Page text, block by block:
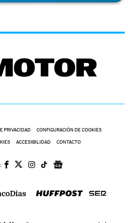
PRIVACIDAD CONFIGURACIÓN DE COOKIES
ACCESIBILIDAD CONTACTO